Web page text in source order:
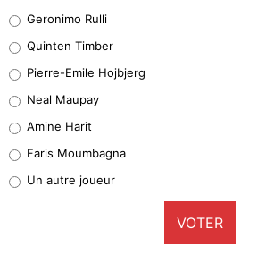
32%
5%
1%
9%
Geronimo Rulli
Quinten Timber
Pierre-Emile Hojbjerg
Neal Maupay
Amine Harit
Faris Moumbagna
Un autre joueur
VOTER